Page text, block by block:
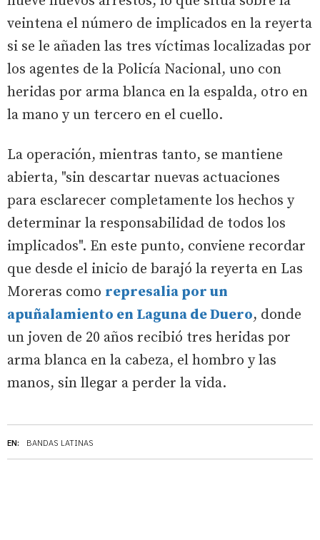
EN: BANDAS LATINAS
veintena el número de implicados en la reyerta
si se le añaden las tres víctimas localizadas por
los agentes de la Policía Nacional, uno con
heridas por arma blanca en la espalda, otro en
la mano y un tercero en el cuello.
La operación, mientras tanto, se mantiene
abierta, "sin descartar nuevas actuaciones
para esclarecer completamente los hechos y
determinar la responsabilidad de todos los
implicados". En este punto, conviene recordar
que desde el inicio de barajó la reyerta en Las
Moreras como represalia por un
apuñalamiento en Laguna de Duero, donde
un joven de 20 años recibió tres heridas por
arma blanca en la cabeza, el hombro y las
manos, sin llegar a perder la vida.